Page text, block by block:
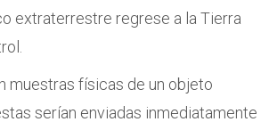
extraterrestre regrese a la Tierra
muestras físicas de un objeto
serían enviadas inmediatamente